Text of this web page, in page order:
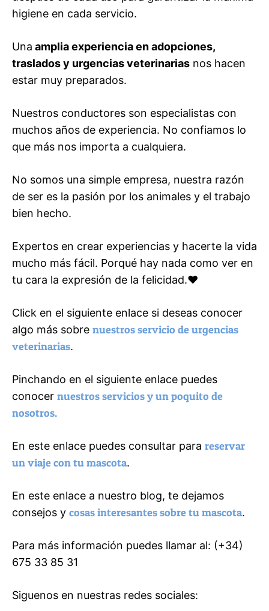
higiene en cada servicio.
Una amplia experiencia en adopciones,
traslados y urgencias veterinarias nos hacen
estar muy preparados.
Nuestros conductores son especialistas con
muchos años de experiencia. No confiamos lo
que más nos importa a cualquiera.
No somos una simple empresa, nuestra razón
de ser es la pasión por los animales y el trabajo
bien hecho.
Expertos en crear experiencias y hacerte la vida
mucho más fácil. Porqué hay nada como ver en
tu cara la expresión de la felicidad.❤️
Click en el siguiente enlace si deseas conocer
algo más sobre nuestros servicio de urgencias
veterinarias.
Pinchando en el siguiente enlace puedes
conocer nuestros servicios y un poquito de
nosotros.
En este enlace puedes consultar para reservar
un viaje con tu mascota.
En este enlace a nuestro blog, te dejamos
consejos y cosas interesantes sobre tu mascota.
Para más información puedes llamar al: (+34)
675 33 85 31
Siguenos en nuestras redes sociales: